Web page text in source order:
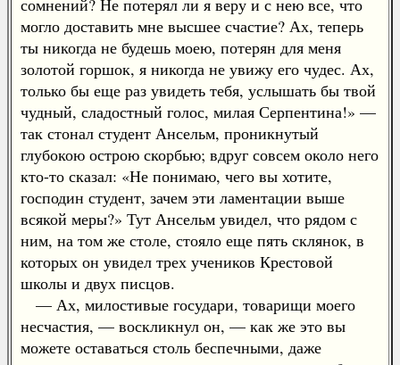
сомнений? Не потерял ли я веру и с нею все, что
могло доставить мне высшее счастие? Ах, теперь
ты никогда не будешь моею, потерян для меня
золотой горшок, я никогда не увижу его чудес. Ах,
только бы еще раз увидеть тебя, услышать бы твой
чудный, сладостный голос, милая Серпентина!» —
так стонал студент Ансельм, проникнутый
глубокою острою скорбью; вдруг совсем около него
кто-то сказал: «Не понимаю, чего вы хотите,
господин студент, зачем эти ламентации выше
всякой меры?» Тут Ансельм увидел, что рядом с
ним, на том же столе, стояло еще пять склянок, в
которых он увидел трех учеников Крестовой
школы и двух писцов.
— Ах, милостивые государи, товарищи моего
несчастия, — воскликнул он, — как же это вы
можете оставаться столь беспечными, даже